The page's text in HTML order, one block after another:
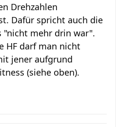
Drehzahlen
Dafür spricht auch die
"nicht mehr drin war".
HF darf man nicht
jener aufgrund
(siehe oben).